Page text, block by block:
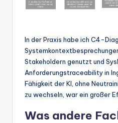
In der Praxis habe ich C4-
Stakeholdern genutzt und
Anforderungstraceability in
Fähigkeit der KI, ohne
zu wechseln, war ein großer
Was andere